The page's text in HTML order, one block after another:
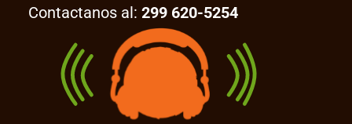
Contactanos al: 299 620-5254